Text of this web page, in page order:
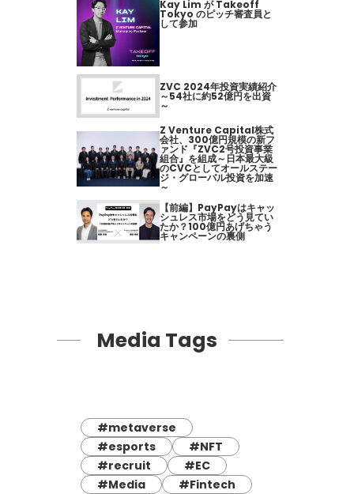
Kay Lim が Takeoff
Tokyo のピッチ審査員と
して参加
ZVC 2024年投資実績紹介
～54社に約52億円を出資
～
Z Venture Capital株式
会社、300億円規模の新フ
ァンド『ZVC2号投資事業
組合』を組成～日本最大級
のCVCとしてオールステー
ジ・グローバル投資を加速
～
【前編】PayPayはキャッ
シュレス市場をどう見てい
たか？100億円あげちゃう
キャンペーンの裏側
Media Tags
#metaverse
#esports
#NFT
#recruit
#EC
#Media
#Fintech